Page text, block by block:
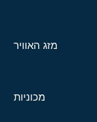
מזג האוויר
מכוניות